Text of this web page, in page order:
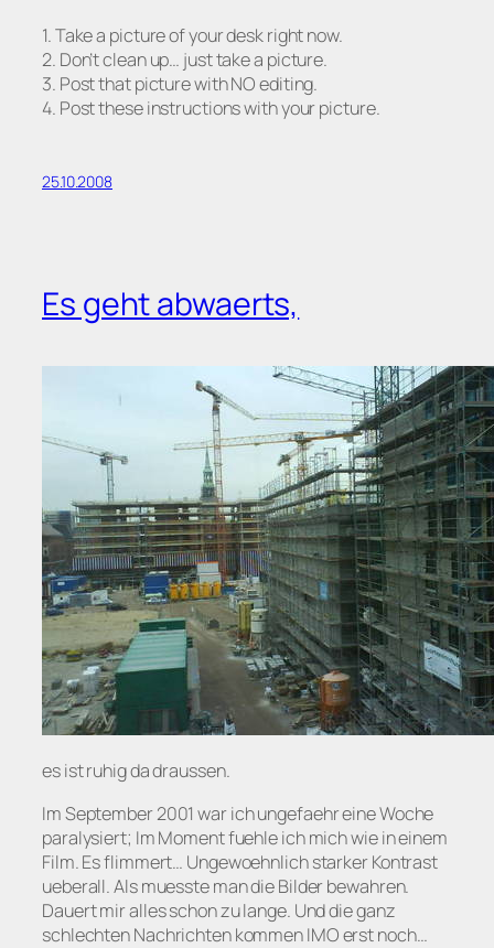
1. Take a picture of your desk right now.
2. Don’t clean up… just take a picture.
3. Post that picture with NO editing.
4. Post these instructions with your picture.
25.10.2008
Es geht abwaerts,
es ist ruhig da draussen.
Im September 2001 war ich ungefaehr eine Woche
paralysiert; Im Moment fuehle ich mich wie in einem
Film. Es flimmert… Ungewoehnlich starker Kontrast
ueberall. Als muesste man die Bilder bewahren.
Dauert mir alles schon zu lange. Und die ganz
schlechten Nachrichten kommen IMO erst noch…